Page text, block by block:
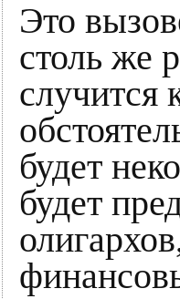
Это
столь же
случится
будет
будет